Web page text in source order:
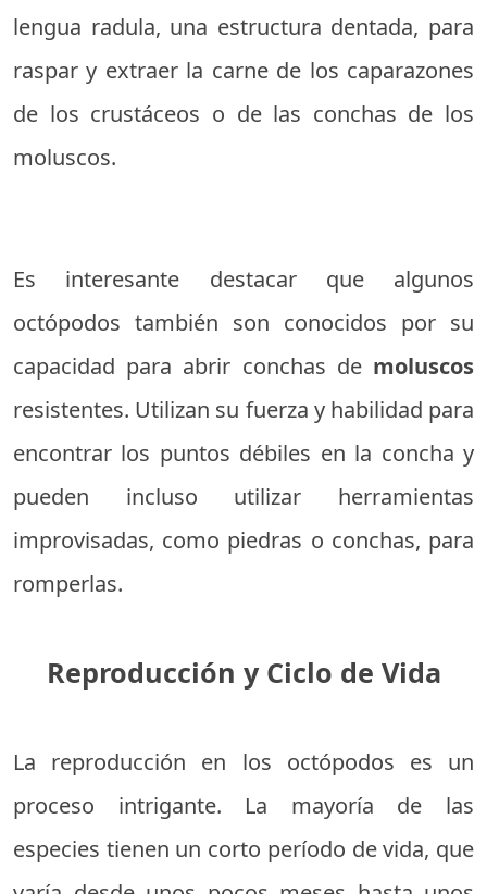
lengua radula, una estructura dentada, para
raspar y extraer la carne de los caparazones
de los crustáceos o de las conchas de los
moluscos.
Es interesante destacar que algunos
octópodos también son conocidos por su
capacidad para abrir conchas de moluscos
resistentes. Utilizan su fuerza y habilidad para
encontrar los puntos débiles en la concha y
pueden incluso utilizar herramientas
improvisadas, como piedras o conchas, para
romperlas.
Reproducción y Ciclo de Vida
La reproducción en los octópodos es un
proceso intrigante. La mayoría de las
especies tienen un corto período de vida, que